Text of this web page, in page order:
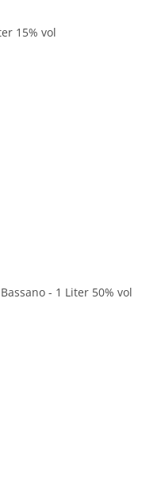
15% vol
von 4.9 von 5 Sternen
- 1 Liter 50% vol
von 4.9 von 5 Sternen